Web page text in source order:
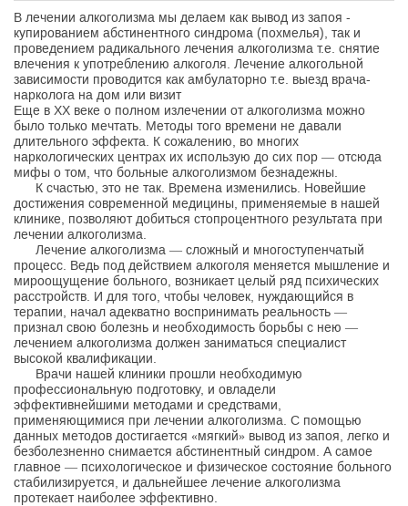
В лечении алкоголизма мы делаем как вывод из запоя -
купированием абстинентного синдрома (похмелья), так и
проведением радикального лечения алкоголизма т.е. снятие
влечения к употреблению алкоголя. Лечение алкогольной
зависимости проводится как амбулаторно т.е. выезд врача-
нарколога на дом или визит
Еще в XX веке о полном излечении от алкоголизма можно
было только мечтать. Методы того времени не давали
длительного эффекта. К сожалению, во многих
наркологических центрах их использую до сих пор — отсюда
мифы о том, что больные алкоголизмом безнадежны.
К счастью, это не так. Времена изменились. Новейшие
достижения современной медицины, применяемые в нашей
клинике, позволяют добиться стопроцентного результата при
лечении алкоголизма.
Лечение алкоголизма — сложный и многоступенчатый
процесс. Ведь под действием алкоголя меняется мышление и
мироощущение больного, возникает целый ряд психических
расстройств. И для того, чтобы человек, нуждающийся в
терапии, начал адекватно воспринимать реальность —
признал свою болезнь и необходимость борьбы с нею —
лечением алкоголизма должен заниматься специалист
высокой квалификации.
Врачи нашей клиники прошли необходимую
профессиональную подготовку, и овладели
эффективнейшими методами и средствами,
применяющимися при лечении алкоголизма. С помощью
данных методов достигается «мягкий» вывод из запоя, легко и
безболезненно снимается абстинентный синдром. А самое
главное — психологическое и физическое состояние больного
стабилизируется, и дальнейшее лечение алкоголизма
протекает наиболее эффективно.